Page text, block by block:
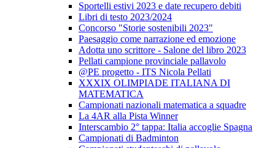
Sportelli estivi 2023 e date recupero debiti
Libri di testo 2023/2024
Concorso "Storie sostenibili 2023"
Paesaggio come narrazione ed emozione
Adotta uno scrittore - Salone del libro 2023
Pellati campione provinciale pallavolo
@PE progetto - ITS Nicola Pellati
XXXIX OLIMPIADE ITALIANA DI
MATEMATICA
Campionati nazionali matematica a squadre
La 4AR alla Pista Winner
Interscambio 2° tappa: Italia accoglie Spagna
Campionati di Badminton